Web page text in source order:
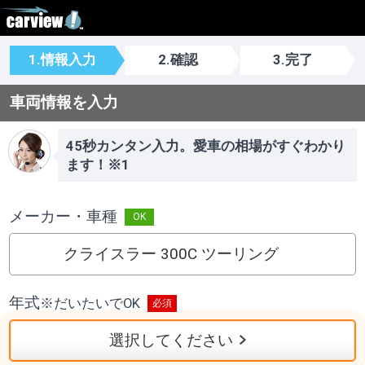
1.情報入力 2.確認 3.完了
車両情報を入力
45秒カンタン入力。愛車の相場がすぐわかり
ます！※1
メーカー・車種
クライスラー 300C ツーリング
年式※だいたいでOK
選択してください